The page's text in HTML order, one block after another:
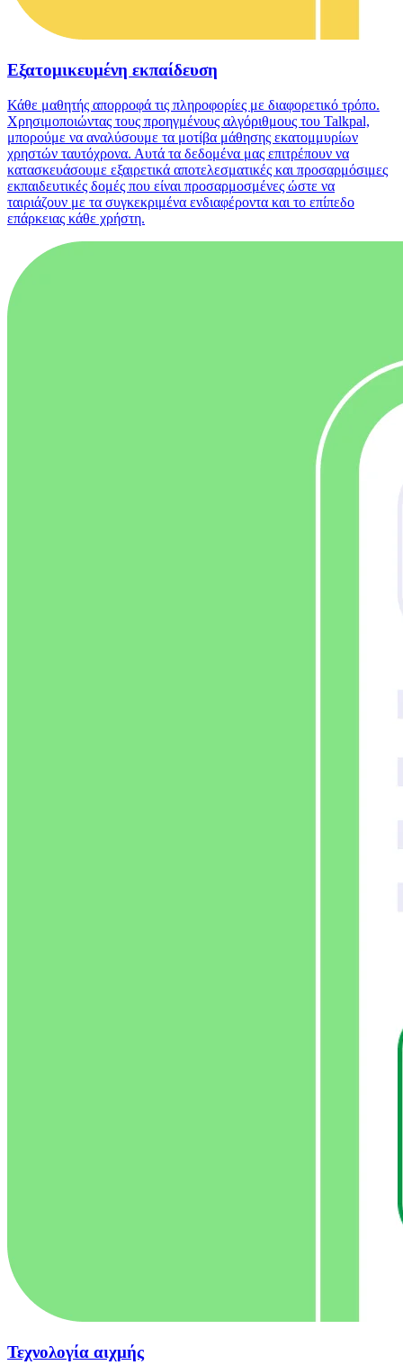
Εξατομικευμένη εκπαίδευση
Κάθε μαθητής απορροφά τις πληροφορίες με διαφορετικό τρόπο.
Χρησιμοποιώντας τους προηγμένους αλγόριθμους του Talkpal,
μπορούμε να αναλύσουμε τα μοτίβα μάθησης εκατομμυρίων
χρηστών ταυτόχρονα. Αυτά τα δεδομένα μας επιτρέπουν να
κατασκευάσουμε εξαιρετικά αποτελεσματικές και προσαρμόσιμες
εκπαιδευτικές δομές που είναι προσαρμοσμένες ώστε να
ταιριάζουν με τα συγκεκριμένα ενδιαφέροντα και το επίπεδο
επάρκειας κάθε χρήστη.
Τεχνολογία αιχμής